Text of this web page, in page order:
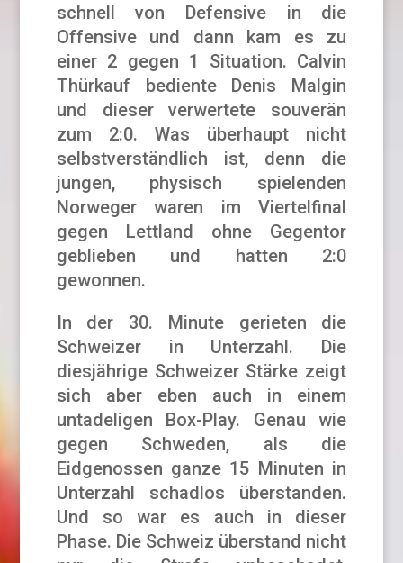
schnell von Defensive in die
Offensive und dann kam es zu
einer 2 gegen 1 Situation. Calvin
Thürkauf bediente Denis Malgin
und dieser verwertete souverän
zum 2:0. Was überhaupt nicht
selbstverständlich ist, denn die
jungen, physisch spielenden
Norweger waren im Viertelfinal
gegen Lettland ohne Gegentor
geblieben und hatten 2:0
gewonnen.
In der 30. Minute gerieten die
Schweizer in Unterzahl. Die
diesjährige Schweizer Stärke zeigt
sich aber eben auch in einem
untadeligen Box-Play. Genau wie
gegen Schweden, als die
Eidgenossen ganze 15 Minuten in
Unterzahl schadlos überstanden.
Und so war es auch in dieser
Phase. Die Schweiz überstand nicht